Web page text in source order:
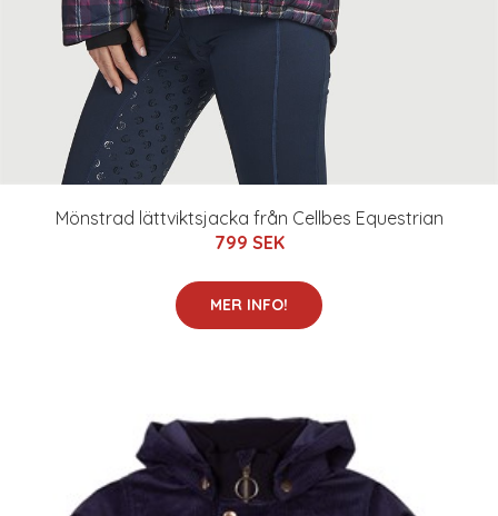
Mönstrad lättviktsjacka från Cellbes Equestrian
799 SEK
MER INFO!